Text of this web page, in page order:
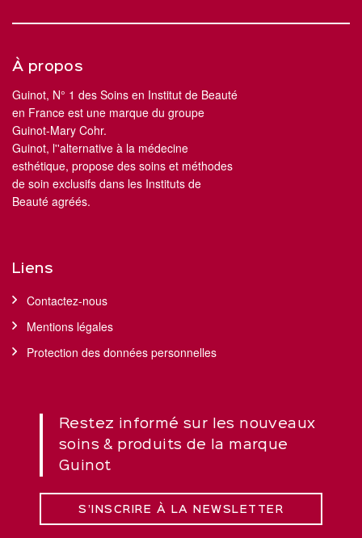
À propos
Guinot, N° 1 des Soins en Institut de Beauté
en France est une marque du groupe
Guinot-Mary Cohr.
Guinot, l''alternative à la médecine
esthétique, propose des soins et méthodes
de soin exclusifs dans les Instituts de
Beauté agréés.
Liens
Contactez-nous
Mentions légales
Protection des données personnelles
Restez informé sur les nouveaux
soins & produits de la marque
Guinot
S’INSCRIRE À LA NEWSLETTER